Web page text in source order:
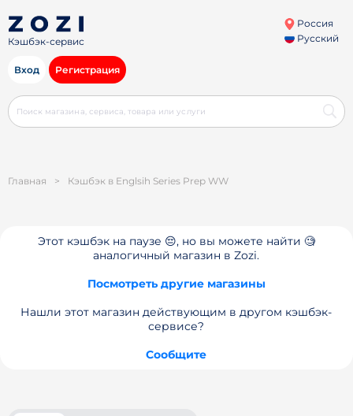
Кэшбэк-сервис
Россия
Русский
Вход Регистрация
Главная > Кэшбэк в Englsih Series Prep WW
Этот кэшбэк на паузе 😔, но вы можете найти 🧐
аналогичный магазин в Zozi.
Посмотреть другие магазины
Нашли этот магазин действующим в другом кэшбэк-
сервисе?
Сообщите